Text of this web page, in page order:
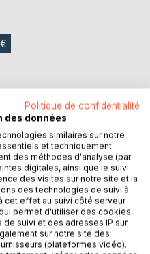
PANIER
Politique de confidentialité
des données
similaires sur notre
et techniquement
des méthodes d'analyse (par
digitales, ainsi que le suivi
des visites sur notre site et la
des technologies de suivi à
cet effet au suivi côté serveur
permet d'utiliser des cookies,
suivi et des adresses IP sur
sur notre site des
(plateformes vidéo).